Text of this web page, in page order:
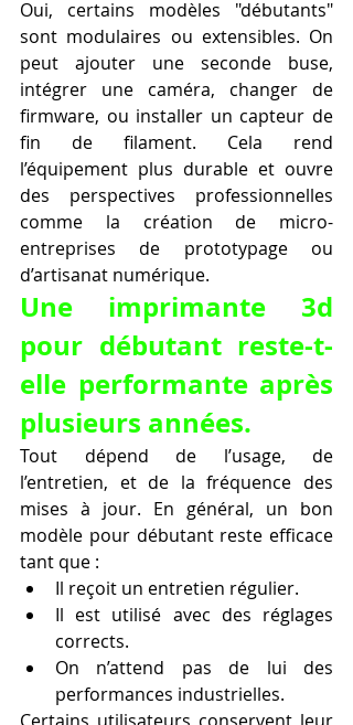
Oui, certains modèles "débutants"
sont modulaires ou extensibles. On
peut ajouter une seconde buse,
intégrer une caméra, changer de
firmware, ou installer un capteur de
fin de filament. Cela rend
l’équipement plus durable et ouvre
des perspectives professionnelles
comme la création de micro-
entreprises de prototypage ou
d’artisanat numérique.
Une imprimante 3d
pour débutant reste-t-
elle performante après
plusieurs années.
Tout dépend de l’usage, de
l’entretien, et de la fréquence des
mises à jour. En général, un bon
modèle pour débutant reste efficace
tant que :
Il reçoit un entretien régulier.
Il est utilisé avec des réglages
corrects.
On n’attend pas de lui des
performances industrielles.